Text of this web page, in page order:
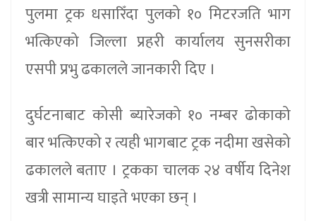
पुलमा ट्रक धसारिँदा पुलको १० मिटरजति भाग
भत्किएको जिल्ला प्रहरी कार्यालय सुनसरीका
एसपी प्रभु ढकालले जानकारी दिए ।
दुर्घटनाबाट कोसी ब्यारेजको १० नम्बर ढोकाको
बार भत्किएको र त्यही भागबाट ट्रक नदीमा खसेको
ढकालले बताए । ट्रकका चालक २४ वर्षीय दिनेश
खत्री सामान्य घाइते भएका छन् ।